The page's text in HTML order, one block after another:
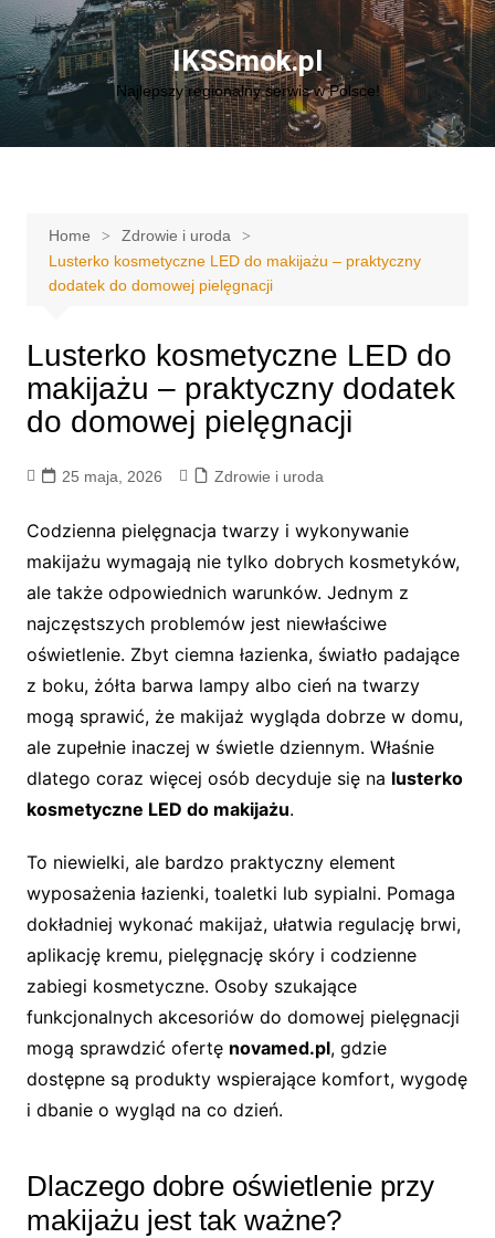
to
content
IKSSmok.pl
Najlepszy regionalny serwis w Polsce!
Home
Zdrowie i uroda
Lusterko kosmetyczne LED do makijażu – praktyczny
dodatek do domowej pielęgnacji
Lusterko kosmetyczne LED do
makijażu – praktyczny dodatek
do domowej pielęgnacji
25 maja, 2026 Zdrowie i uroda
Codzienna pielęgnacja twarzy i wykonywanie
makijażu wymagają nie tylko dobrych kosmetyków,
ale także odpowiednich warunków. Jednym z
najczęstszych problemów jest niewłaściwe
oświetlenie. Zbyt ciemna łazienka, światło padające
z boku, żółta barwa lampy albo cień na twarzy
mogą sprawić, że makijaż wygląda dobrze w domu,
ale zupełnie inaczej w świetle dziennym. Właśnie
dlatego coraz więcej osób decyduje się na lusterko
kosmetyczne LED do makijażu.
To niewielki, ale bardzo praktyczny element
wyposażenia łazienki, toaletki lub sypialni. Pomaga
dokładniej wykonać makijaż, ułatwia regulację brwi,
aplikację kremu, pielęgnację skóry i codzienne
zabiegi kosmetyczne. Osoby szukające
funkcjonalnych akcesoriów do domowej pielęgnacji
mogą sprawdzić ofertę novamed.pl, gdzie
dostępne są produkty wspierające komfort, wygodę
i dbanie o wygląd na co dzień.
Dlaczego dobre oświetlenie przy
makijażu jest tak ważne?